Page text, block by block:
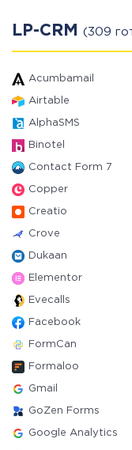
LP-CRM (309
Acumbamail
Airtable
AlphaSMS
Binotel
Contact Form 7
Copper
Creatio
Crove
Dukaan
Elementor
Evecalls
Facebook
FormCan
Formaloo
Gmail
GoZen Forms
Google Analytics